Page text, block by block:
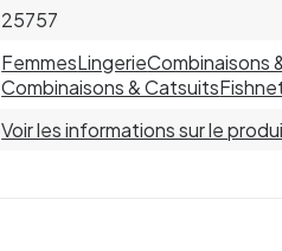
25757
FemmesLingerieCombinaisons
Combinaisons & Catsuits
Voir les informations sur le